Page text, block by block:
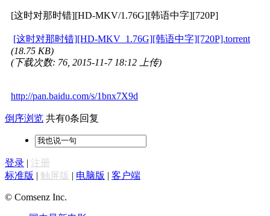
[这时对那时错][HD-MKV/1.76G][韩语中字][720P]
[这时对那时错][HD-MKV_1.76G][韩语中字][720P].torrent
(18.75 KB)
(下载次数: 76, 2015-11-7 18:12 上传)
http://pan.baidu.com/s/1bnx7X9d
倒序浏览 共有0条回复
登录 | 注册
标准版 | 触屏版 | 电脑版 | 客户端
© Comsenz Inc.